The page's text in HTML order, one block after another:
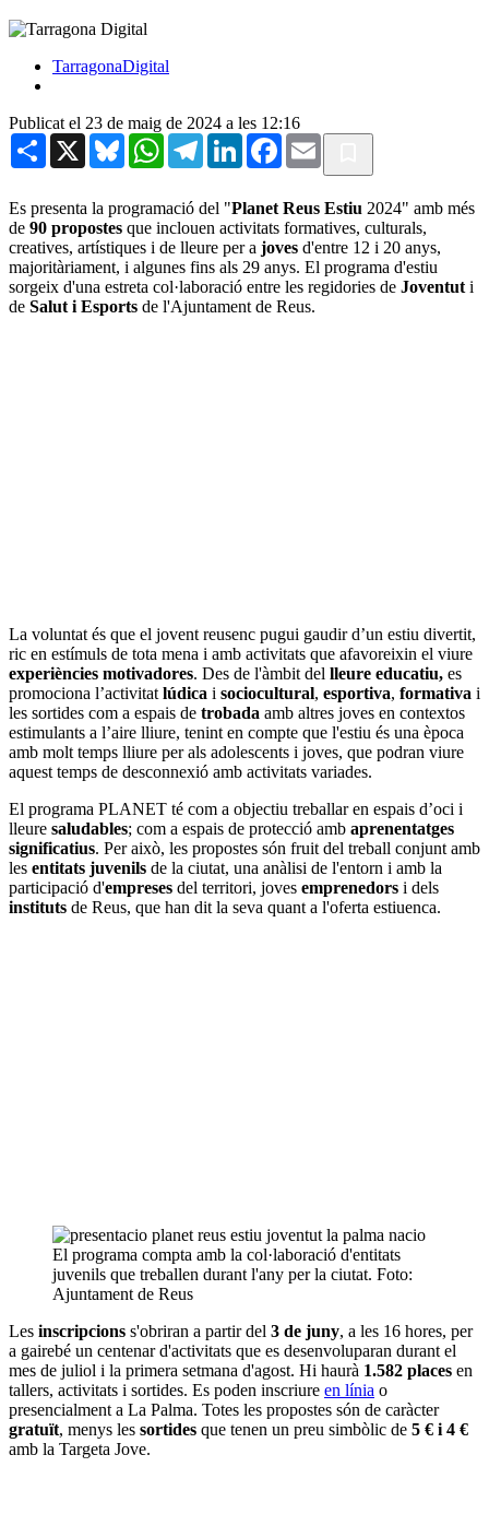
TarragonaDigital
Publicat el 23 de maig de 2024 a les 12:16
Share X BlueskyWhatsAppTelegramLinkedInFacebook
Email
Es presenta la programació del "Planet Reus Estiu 2024" amb més
de 90 propostes que inclouen activitats formatives, culturals,
creatives, artístiques i de lleure per a joves d'entre 12 i 20 anys,
majoritàriament, i algunes fins als 29 anys. El programa d'estiu
sorgeix d'una estreta col·laboració entre les regidories de Joventut i
de Salut i Esports de l'Ajuntament de Reus.
La voluntat és que el jovent reusenc pugui gaudir d’un estiu divertit,
ric en estímuls de tota mena i amb activitats que afavoreixin el viure
experiències motivadores. Des de l'àmbit del lleure educatiu, es
promociona l’activitat lúdica i sociocultural, esportiva, formativa i
les sortides com a espais de trobada amb altres joves en contextos
estimulants a l’aire lliure, tenint en compte que l'estiu és una època
amb molt temps lliure per als adolescents i joves, que podran viure
aquest temps de desconnexió amb activitats variades.
El programa PLANET té com a objectiu treballar en espais d’oci i
lleure saludables; com a espais de protecció amb aprenentatges
significatius. Per això, les propostes són fruit del treball conjunt amb
les entitats juvenils de la ciutat, una anàlisi de l'entorn i amb la
participació d'empreses del territori, joves emprenedors i dels
instituts de Reus, que han dit la seva quant a l'oferta estiuenca.
El programa compta amb la col·laboració d'entitats
juvenils que treballen durant l'any per la ciutat. Foto:
Ajuntament de Reus
Les inscripcions s'obriran a partir del 3 de juny, a les 16 hores, per
a gairebé un centenar d'activitats que es desenvoluparan durant el
mes de juliol i la primera setmana d'agost. Hi haurà 1.582 places en
tallers, activitats i sortides. Es poden inscriure en línia o
presencialment a La Palma. Totes les propostes són de caràcter
gratuït, menys les sortides que tenen un preu simbòlic de 5 € i 4 €
amb la Targeta Jove.